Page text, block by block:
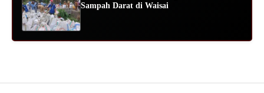
Sampah Darat di Waisai